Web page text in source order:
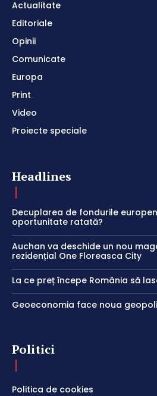
Actualitate
Editoriale
Opinii
Comunicate
Europa
Print
Video
Proiecte speciale
Headlines
Decuplarea de fondurile
oportunitate ratată?
Auchan va deschide un nou
rezidențial One Floreasca City
La ce preț începe România să
Geoeconomia face noua
Politici
Politica de cookies